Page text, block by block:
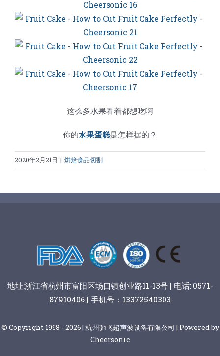
这么多水果看着都想吃啊
你的水果蛋糕是怎样摆的？
2020年2月21日 | 烘焙食品切割
地址:浙江省杭州市富阳区场口镇创业路11-13号 | 电话: 0571-
87910406 | 手机号：13372540303
© Copyright 1998 - 2026 | 杭州驰飞超声波设备有限公司 | Powered by
Cheersonic